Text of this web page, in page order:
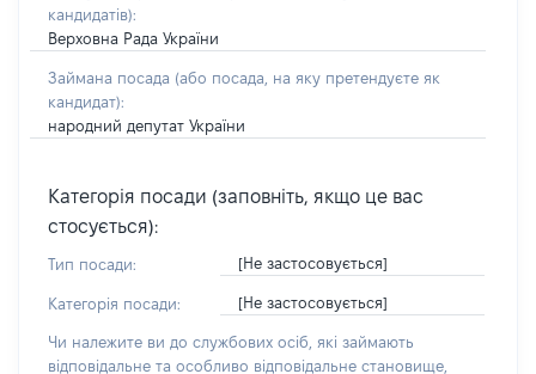
кандидатів):
Верховна Рада України
Займана посада (або посада, на яку претендуєте як
кандидат):
народний депутат України
Категорія посади (заповніть, якщо це вас
стосується):
Тип посади: [Не застосовується]
Категорія посади: [Не застосовується]
Чи належите ви до службових осіб, які займають
відповідальне та особливо відповідальне становище,